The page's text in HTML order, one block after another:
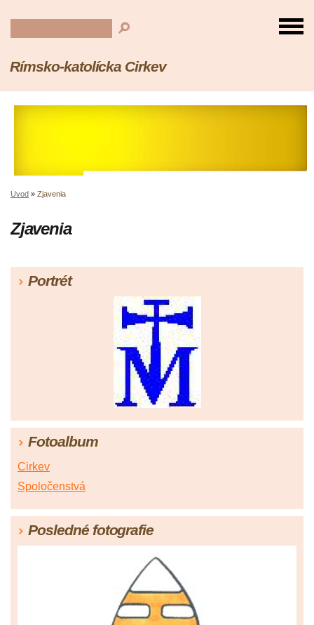
Rímsko-katolícka Cirkev
Úvod » Zjavenia
Zjavenia
Portrét
Fotoalbum
Cirkev
Spoločenstvá
Posledné fotografie